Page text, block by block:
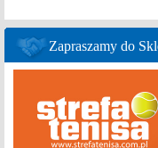
Zapraszamy do